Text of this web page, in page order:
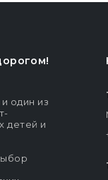
один из
детей и